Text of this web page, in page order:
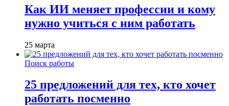
Как ИИ меняет профессии и кому
нужно учиться с ним работать
25 марта
Поиск работы
25 предложений для тех, кто хочет
работать посменно